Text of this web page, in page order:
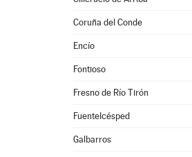
Coruña del Conde
Encío
Fontioso
Fresno de Río Tirón
Fuentelcésped
Galbarros